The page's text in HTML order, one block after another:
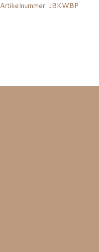
Artikelnummer: JBKWBP